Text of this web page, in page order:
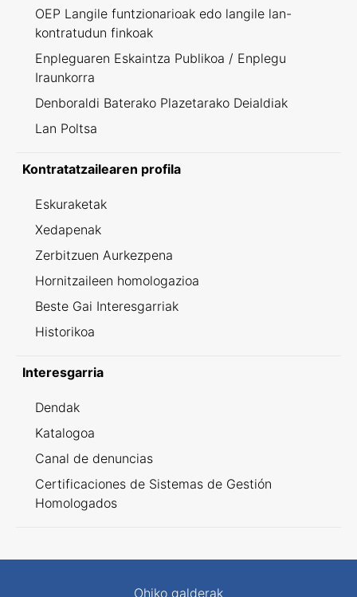
OEP Langile funtzionarioak edo langile lan-
kontratudun finkoak
Enpleguaren Eskaintza Publikoa / Enplegu
Iraunkorra
Denboraldi Baterako Plazetarako Deialdiak
Lan Poltsa
Kontratatzailearen profila
Eskuraketak
Xedapenak
Zerbitzuen Aurkezpena
Hornitzaileen homologazioa
Beste Gai Interesgarriak
Historikoa
Interesgarria
Dendak
Katalogoa
Canal de denuncias
Certificaciones de Sistemas de Gestión
Homologados
Ohiko galderak